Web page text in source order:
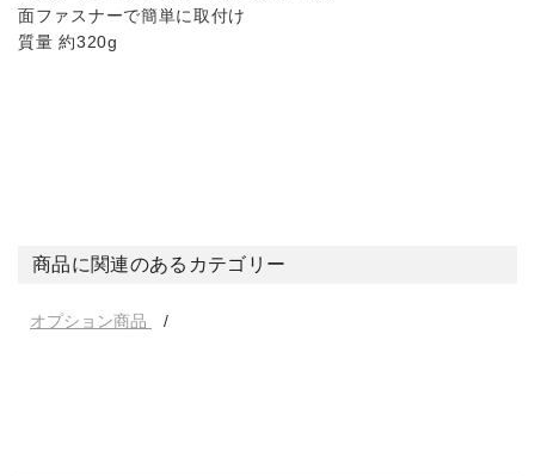
面ファスナーで簡単に取付け
質量 約320g
商品に関連のあるカテゴリー
オプション商品